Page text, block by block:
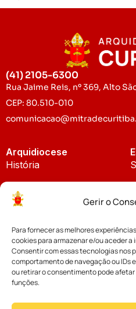
Gerir o
Para fornecer as melhores
cookies para armazenar e/ou aceder
Consentir com essas tecnologias nos
comportamento de navegação ou IDs
ou retirar o consentimento pode
funções.
(41) 2105-6300
Rua Jaime Reis, nº 369, Alto
CEP: 80.510-010
Arquidiocese
História
Padroeira
Notícias
Notícias da Arquidiocese
Notícias Cáritas